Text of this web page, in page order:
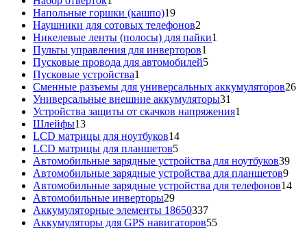
товар
Напольные горшки (кашпо)1919
товаров
Наушники для сотовых телефонов2
товара
Никелевые ленты (полосы) для пайки1
Пульты управления для инверторов1
товар
Пусковые провода для автомобилей55
Пусковые устройства1
товар
Сменные разъемы для универсальных аккумуляторов2626
Универсальные внешние аккумуляторы31
товар
Устройства защиты от скачков напряжения1
Шлейфы1313
товаров
LCD матрицы для ноутбуков1414
LCD матрицы для планшетов55
товаров
Автомобильные зарядные устройства для ноутбуков3939
Автомобильные зарядные устройства для планшетов99
Автомобильные зарядные устройства для телефонов1414
Автомобильные инверторы2929
товаров
Аккумуляторные элементы 18650337337
товаров
Аккумуляторы для GPS навигаторов5555